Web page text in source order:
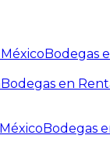
Bodegas
Bodegas en
Bodegas